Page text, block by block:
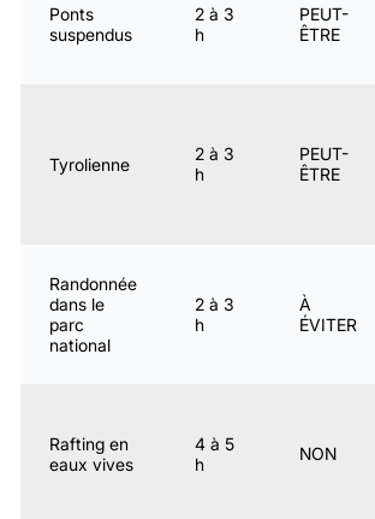
Ponts
suspendus
2 à 3
h
PEUT-
ÊTRE
Tyrolienne
2 à 3
h
PEUT-
ÊTRE
Randonnée
dans le
parc
national
2 à 3
h
À
ÉVITER
Rafting en
eaux vives
4 à 5
h
NON